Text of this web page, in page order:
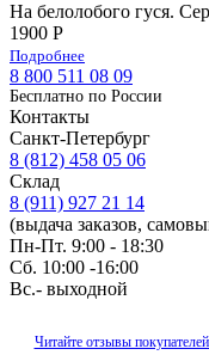
На белолобого гуся.
1900 Р
Подробнее
8 800 511 08 09
Бесплатно по Роcсии
Контакты
Санкт-Петербург
8 (812) 458 05 06
Склад
8 (911) 927 21 14
(выдача заказов,
Пн-Пт. 9:00 - 18:30
Сб. 10:00 -16:00
Вс.- выходной
Читайте отзывы